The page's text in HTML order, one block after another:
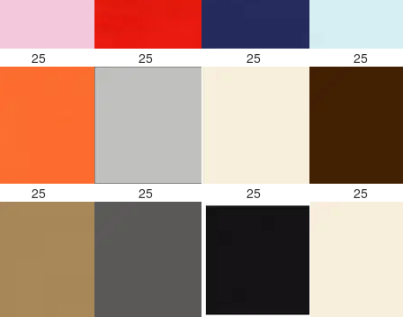
25 25 25 25
25 25 25 25